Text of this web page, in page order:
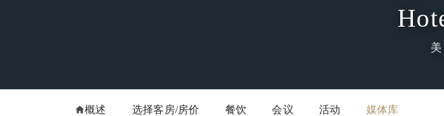
概述 选择客房/房价 餐饮 会议 活动 媒体库